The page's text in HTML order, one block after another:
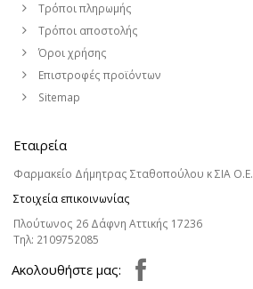
Τρόποι πληρωμής
Τρόποι αποστολής
Όροι χρήσης
Επιστροφές προϊόντων
Sitemap
Εταιρεία
Φαρμακείο Δήμητρας Σταθοπούλου κ ΣΙΑ Ο.Ε.
Στοιχεία επικοινωνίας
Πλούτωνος 26 Δάφνη Αττικής 17236
Τηλ: 2109752085
Aκολουθήστε μας: